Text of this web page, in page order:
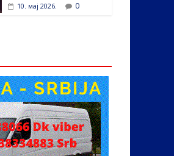
10. мај 2026. 0